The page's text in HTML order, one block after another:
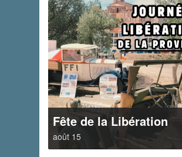
Fête de la Libération
août 15